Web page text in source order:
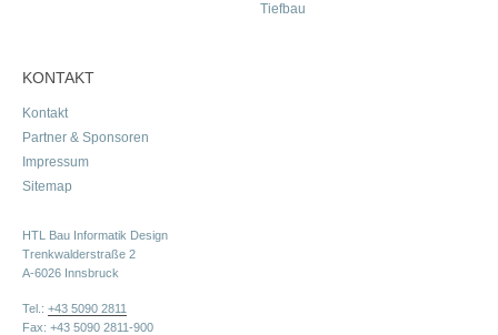
Tiefbau
KONTAKT
Kontakt
Partner & Sponsoren
Impressum
Sitemap
HTL Bau Informatik Design
Trenkwalderstraße 2
A-6026 Innsbruck
Tel.: +43 5090 2811
Fax: +43 5090 2811-900